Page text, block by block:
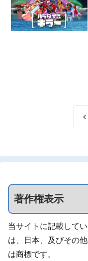
前
著作権表示
当サイトに記載して
は、日本、及びその
は商標です。